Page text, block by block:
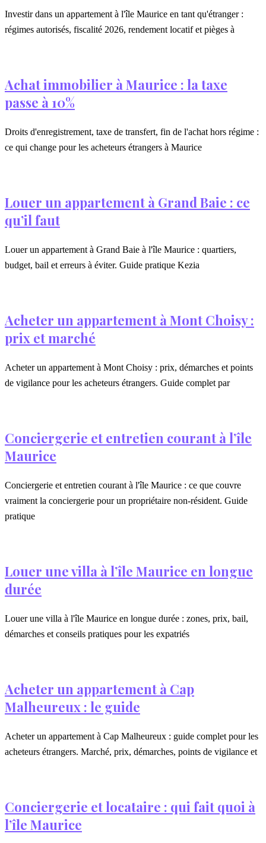
Investir dans un appartement à l'île Maurice en tant qu'étranger :
régimes autorisés, fiscalité 2026, rendement locatif et pièges à
Achat immobilier à Maurice : la taxe
passe à 10%
Droits d'enregistrement, taxe de transfert, fin de l'achat hors régime :
ce qui change pour les acheteurs étrangers à Maurice
Louer un appartement à Grand Baie : ce
qu’il faut
Louer un appartement à Grand Baie à l'île Maurice : quartiers,
budget, bail et erreurs à éviter. Guide pratique Kezia
Acheter un appartement à Mont Choisy :
prix et marché
Acheter un appartement à Mont Choisy : prix, démarches et points
de vigilance pour les acheteurs étrangers. Guide complet par
Conciergerie et entretien courant à l’île
Maurice
Conciergerie et entretien courant à l'île Maurice : ce que couvre
vraiment la conciergerie pour un propriétaire non-résident. Guide
pratique
Louer une villa à l’île Maurice en longue
durée
Louer une villa à l'île Maurice en longue durée : zones, prix, bail,
démarches et conseils pratiques pour les expatriés
Acheter un appartement à Cap
Malheureux : le guide
Acheter un appartement à Cap Malheureux : guide complet pour les
acheteurs étrangers. Marché, prix, démarches, points de vigilance et
Conciergerie et locataire : qui fait quoi à
l’île Maurice